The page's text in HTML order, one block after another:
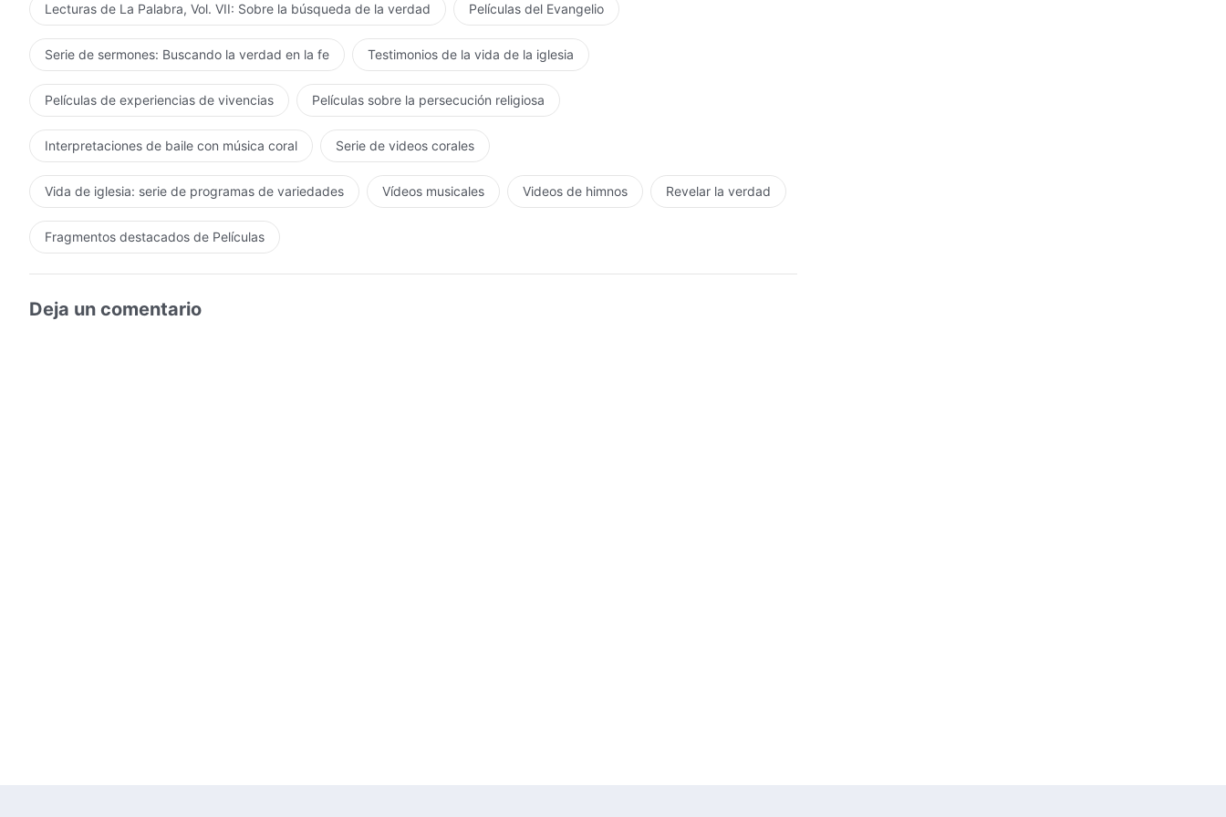
Lecturas de La Palabra, Vol. VII: Sobre la búsqueda de la verdad Películas del Evangelio
Serie de sermones: Buscando la verdad en la fe Testimonios de la vida de la iglesia
Películas de experiencias de vivencias Películas sobre la persecución religiosa
Interpretaciones de baile con música coral Serie de videos corales
Vida de iglesia: serie de programas de variedades Vídeos musicales Videos de himnos Revelar la verdad
Fragmentos destacados de Películas
Deja un comentario